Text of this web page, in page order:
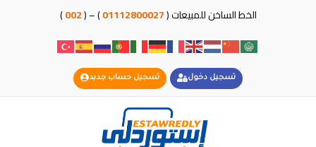
الخط الساخن للمبيعات (01112800027
) – (
002
)
تسجيل دخول تسجيل حساب جديد